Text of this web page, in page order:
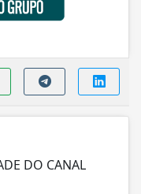
DO CANAL